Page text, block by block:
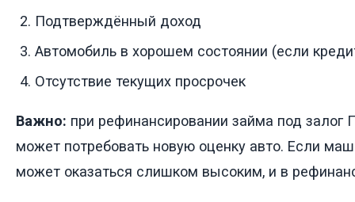
Подтверждённый доход
Автомобиль в хорошем состоянии (если
Отсутствие текущих просрочек
Важно: при рефинансировании займа под залог
может потребовать новую оценку авто. Если
может оказаться слишком высоким, и в